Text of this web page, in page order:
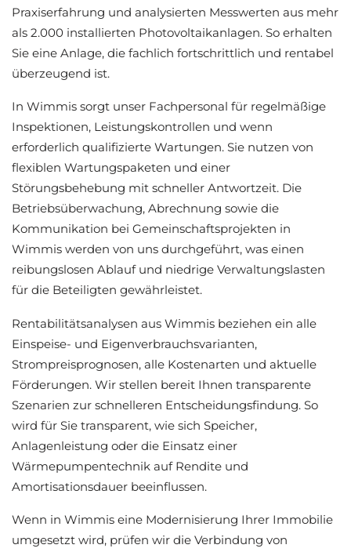
Praxiserfahrung und analysierten Messwerten aus mehr
als 2.000 installierten Photovoltaikanlagen. So erhalten
Sie eine Anlage, die fachlich fortschrittlich und rentabel
überzeugend ist.
In Wimmis sorgt unser Fachpersonal für regelmäßige
Inspektionen, Leistungskontrollen und wenn
erforderlich qualifizierte Wartungen. Sie nutzen von
flexiblen Wartungspaketen und einer
Störungsbehebung mit schneller Antwortzeit. Die
Betriebsüberwachung, Abrechnung sowie die
Kommunikation bei Gemeinschaftsprojekten in
Wimmis werden von uns durchgeführt, was einen
reibungslosen Ablauf und niedrige Verwaltungslasten
für die Beteiligten gewährleistet.
Rentabilitätsanalysen aus Wimmis beziehen ein alle
Einspeise- und Eigenverbrauchsvarianten,
Strompreisprognosen, alle Kostenarten und aktuelle
Förderungen. Wir stellen bereit Ihnen transparente
Szenarien zur schnelleren Entscheidungsfindung. So
wird für Sie transparent, wie sich Speicher,
Anlagenleistung oder die Einsatz einer
Wärmepumpentechnik auf Rendite und
Amortisationsdauer beeinflussen.
Wenn in Wimmis eine Modernisierung Ihrer Immobilie
umgesetzt wird, prüfen wir die Verbindung von